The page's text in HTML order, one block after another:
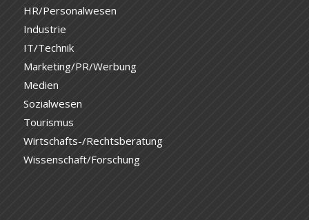
HR/Personalwesen
Industrie
IT/Technik
Marketing/PR/Werbung
Medien
Sozialwesen
Tourismus
Wirtschafts-/Rechtsberatung
Wissenschaft/Forschung